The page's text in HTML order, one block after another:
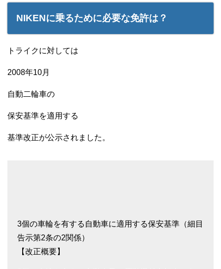
NIKENに乗るために必要な免許は？
トライクに対しては
2008年10月
自動二輪車の
保安基準を適用する
基準改正が公示されました。
3個の車輪を有する自動車に適用する保安基準（細目
告示第2条の2関係）
【改正概要】